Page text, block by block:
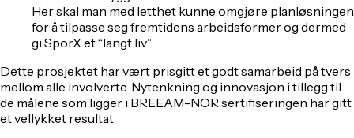
Her skal man med letthet kunne omgjøre planløsningen
for å tilpasse seg fremtidens arbeidsformer og dermed
gi SporX et “langt liv”.
Dette prosjektet har vært prisgitt et godt samarbeid på tvers
mellom alle involverte. Nytenkning og innovasjon i tillegg til
de målene som ligger i BREEAM-NOR sertifiseringen har gitt
et vellykket resultat